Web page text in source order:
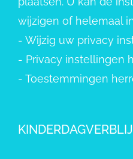
wijzigen of helemaal
- Wijzig uw privacy
- Privacy instellingen
- Toestemmingen